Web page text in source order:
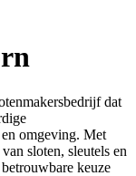
dat
omgeving. Met
sloten, sleutels en
keuze